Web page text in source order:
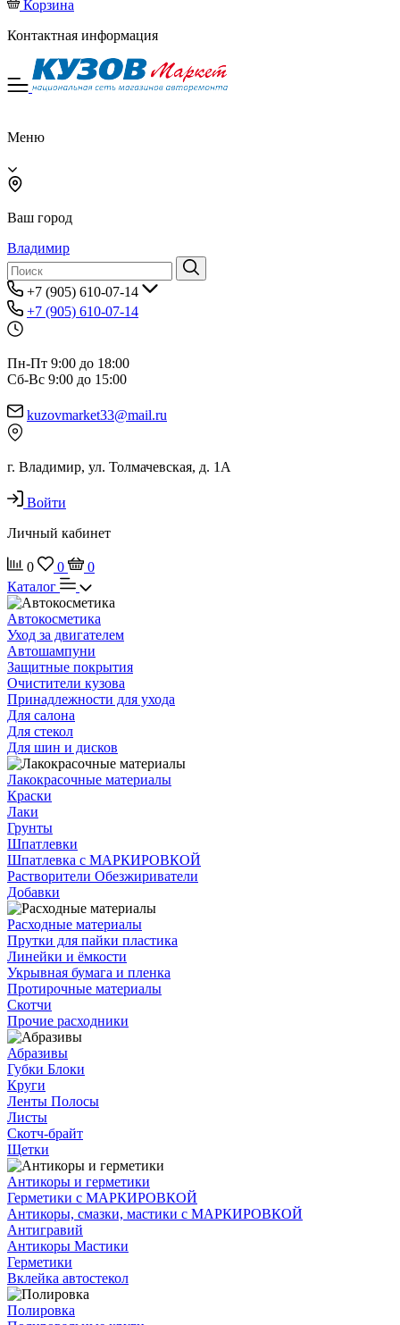
Корзина
Контактная информация
Меню
Ваш город
Владимир
+7 (905) 610-07-14
+7 (905) 610-07-14
Пн-Пт 9:00 до 18:00
Сб-Вс 9:00 до 15:00
kuzovmarket33@mail.ru
г. Владимир, ул. Толмачевская, д. 1А
Войти
Личный кабинет
0 0
0
Каталог
Автокосметика
Уход за двигателем
Автошампуни
Защитные покрытия
Очистители кузова
Принадлежности для ухода
Для салона
Для стекол
Для шин и дисков
Лакокрасочные материалы
Краски
Лаки
Грунты
Шпатлевки
Шпатлевка с МАРКИРОВКОЙ
Растворители Обезжириватели
Добавки
Расходные материалы
Прутки для пайки пластика
Линейки и ёмкости
Укрывная бумага и пленка
Протирочные материалы
Скотчи
Прочие расходники
Абразивы
Губки Блоки
Круги
Ленты Полосы
Листы
Скотч-брайт
Щетки
Антикоры и герметики
Герметики с МАРКИРОВКОЙ
Антикоры, смазки, мастики с МАРКИРОВКОЙ
Антигравий
Антикоры Мастики
Герметики
Вклейка автостекол
Полировка